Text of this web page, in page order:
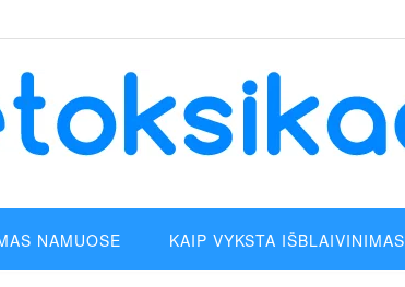
NAMUOSE KAIP VYKSTA IŠBLAIVINIMAS